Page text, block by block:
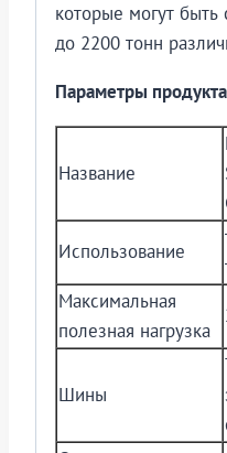
которые могут
до 2200 тонн
Параметры
Название
Использование
Максимальная
полезная нагрузка
Шины